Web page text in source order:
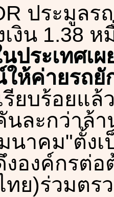
ประมูลร
เงิน 1.38
ประเทศเ
ให้ค่ายรถ
รียบร้อยแ
นละกว่าล้
นาคม"ตั้ง
งองค์กรต่
ทย)ร่วมต